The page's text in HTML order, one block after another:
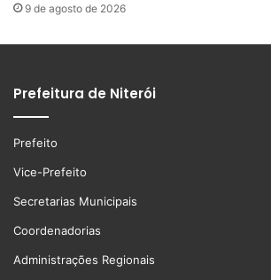
9 de agosto de 2026
Prefeitura de Niterói
Prefeito
Vice-Prefeito
Secretarias Municipais
Coordenadorias
Administrações Regionais